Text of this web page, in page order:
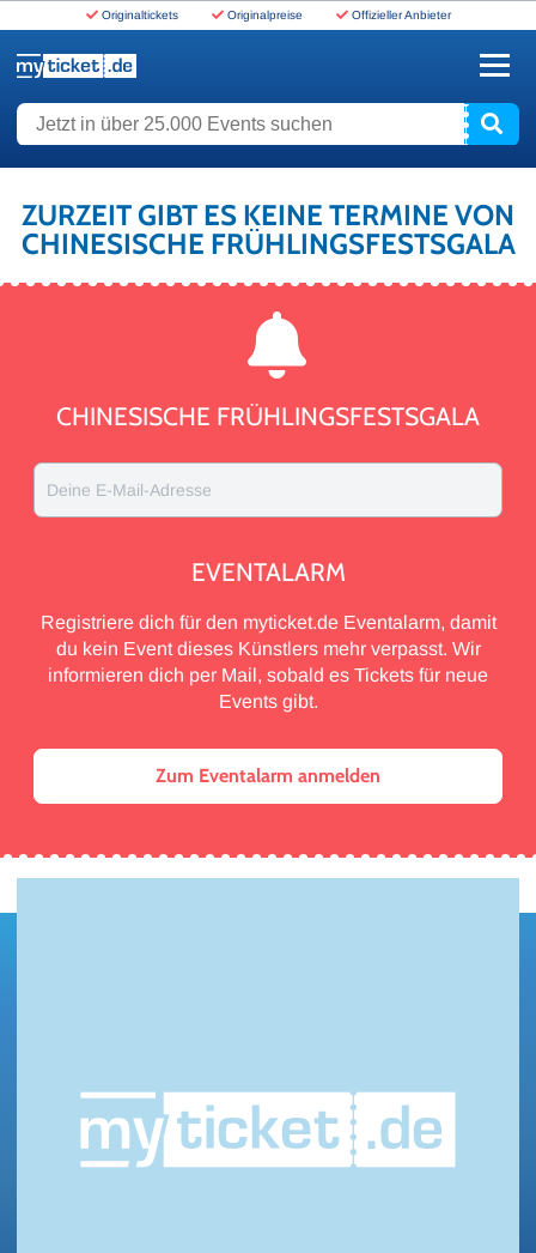
Originaltickets Originalpreise Offizieller Anbieter
Jetzt in über 25.000 Events suchen
ZURZEIT GIBT ES KEINE TERMINE VON
CHINESISCHE FRÜHLINGSFESTSGALA
CHINESISCHE FRÜHLINGSFESTSGALA
Deine E-Mail-Adresse
EVENTALARM
Registriere dich für den myticket.de Eventalarm, damit
du kein Event dieses Künstlers mehr verpasst. Wir
informieren dich per Mail, sobald es Tickets für neue
Events gibt.
Zum Eventalarm anmelden